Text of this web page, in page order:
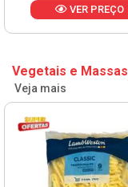
VER PREÇO
Vegetais e Massas
Veja mais